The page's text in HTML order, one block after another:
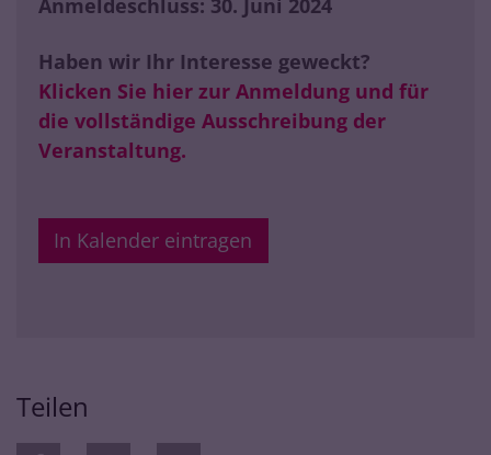
Haben wir Ihr Interesse geweckt?
Klicken Sie hier zur Anmeldung und für
die vollständige Ausschreibung der
Veranstaltung.
In Kalender eintragen
Teilen